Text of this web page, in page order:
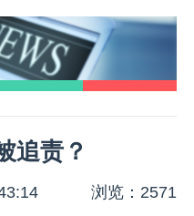
追责？
浏览：2571